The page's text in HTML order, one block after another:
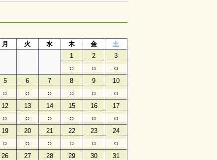
月 火 水 木 金
土
1
○
2
○
3
○
5
○
6
○
7
○
8
○
9
○
10
○
12
○
13
○
14
○
15
○
16
○
17
○
19
○
20
○
21
○
22
○
23
○
24
○
26 27 28 29 30 31